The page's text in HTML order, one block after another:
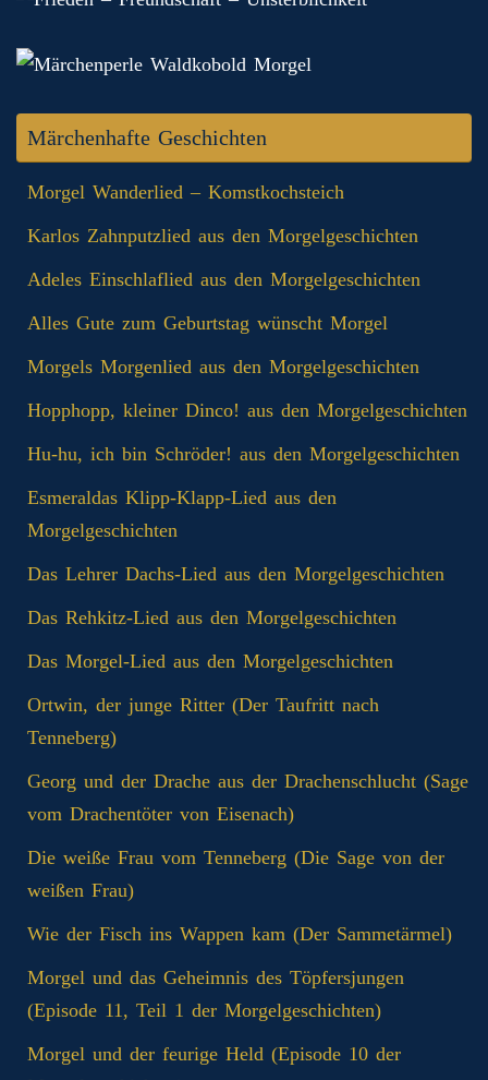
Märchenhafte Geschichten
Morgel Wanderlied – Komstkochsteich
Karlos Zahnputzlied aus den Morgelgeschichten
Adeles Einschlaflied aus den Morgelgeschichten
Alles Gute zum Geburtstag wünscht Morgel
Morgels Morgenlied aus den Morgelgeschichten
Hopphopp, kleiner Dinco! aus den Morgelgeschichten
Hu-hu, ich bin Schröder! aus den Morgelgeschichten
Esmeraldas Klipp‑Klapp‑Lied aus den
Morgelgeschichten
Das Lehrer Dachs-Lied aus den Morgelgeschichten
Das Rehkitz-Lied aus den Morgelgeschichten
Das Morgel-Lied aus den Morgelgeschichten
Ortwin, der junge Ritter (Der Taufritt nach
Tenneberg)
Georg und der Drache aus der Drachenschlucht (Sage
vom Drachentöter von Eisenach)
Die weiße Frau vom Tenneberg (Die Sage von der
weißen Frau)
Wie der Fisch ins Wappen kam (Der Sammetärmel)
Morgel und das Geheimnis des Töpfersjungen
(Episode 11, Teil 1 der Morgelgeschichten)
Morgel und der feurige Held (Episode 10 der